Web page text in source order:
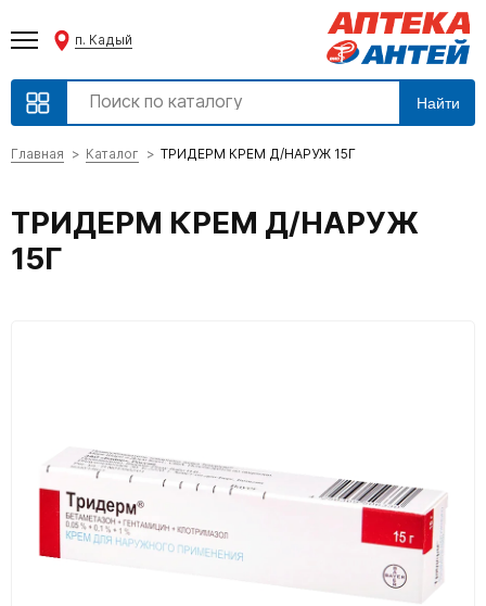
п. Кадый
Найти
Главная Каталог ТРИДЕРМ КРЕМ Д/НАРУЖ 15Г
ТРИДЕРМ КРЕМ Д/НАРУЖ
15Г